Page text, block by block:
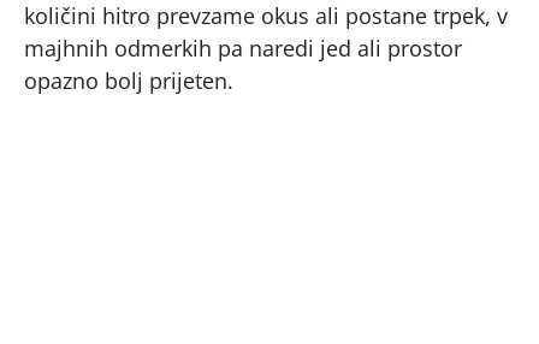
količini hitro prevzame okus ali postane trpek, v
majhnih odmerkih pa naredi jed ali prostor
opazno bolj prijeten.